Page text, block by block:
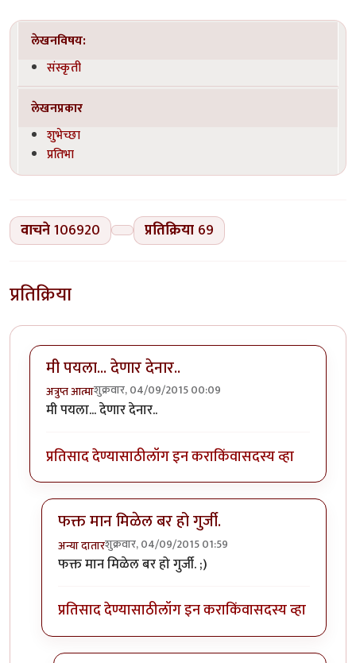
लेखनविषय:
संस्कृती
लेखनप्रकार
शुभेच्छा
प्रतिभा
वाचने106920 प्रतिक्रिया 69
प्रतिक्रिया
मी पयला... देणार देनार..
अत्रुप्त आत्माशुक्रवार, 04/09/2015 00:09
मी पयला... देणार देनार..
प्रतिसाद देण्यासाठीलॉग इन कराकिंवासदस्य व्हा
फक्त मान मिळेल बर हो गुर्जी.
अन्या दातारशुक्रवार, 04/09/2015 01:59
In reply toमी पयला... देणार देनार..
फक्त मान मिळेल बर हो गुर्जी. ;)
प्रतिसाद देण्यासाठीलॉग इन कराकिंवासदस्य व्हा